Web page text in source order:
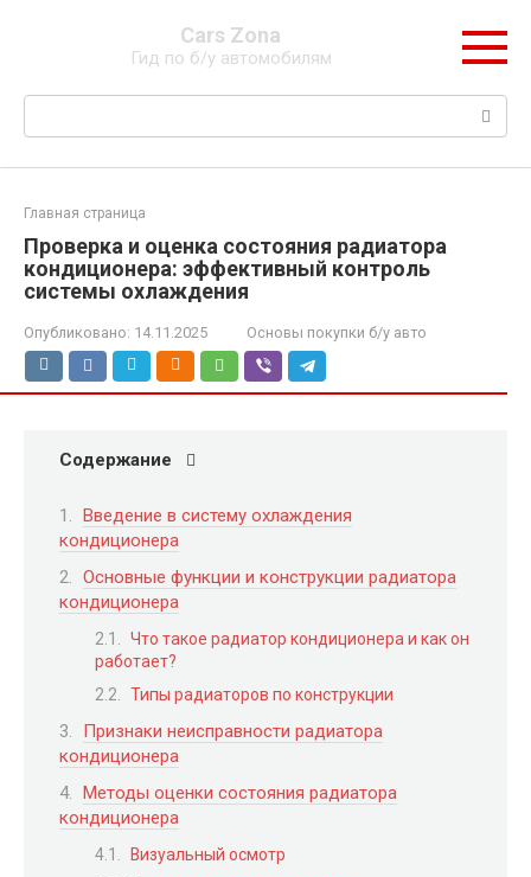
Cars Zona
Гид по б/у автомобилям
Поиск:
Главная страница
Проверка и оценка состояния радиатора
кондиционера: эффективный контроль
системы охлаждения
Опубликовано: 14.11.2025 Основы покупки б/у авто
Содержание
Введение в систему охлаждения
кондиционера
Основные функции и конструкции радиатора
кондиционера
Что такое радиатор кондиционера и как он
работает?
Типы радиаторов по конструкции
Признаки неисправности радиатора
кондиционера
Методы оценки состояния радиатора
кондиционера
Визуальный осмотр